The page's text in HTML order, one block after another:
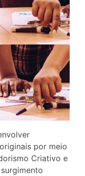
por meio
Criativo e